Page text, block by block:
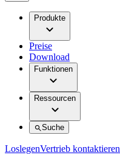
Produkte
Preise
Download
Funktionen
Ressourcen
Suche
LoslegenVertrieb kontaktieren